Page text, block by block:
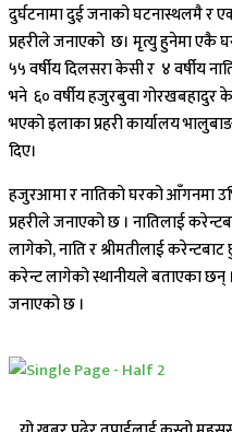
दुर्घटनामा दुई जनाको घटनास्थलमै र
प्रहरीले जनाएको छ। मृत्यु हुनेमा एकै
५५ वर्षीय दिलसरा केसी र ४ वर्षीय
भने ६० वर्षीय हजुरबुवा गोरखबहादुर
भएको इलाका प्रहरी कार्यालय
दिए।
हजुरआमा र नातिको घरको आँगनमा
प्रहरीले जनाएको छ । नातिलाई
लागेको, नाति र श्रीमतीलाई
करेन्ट लागेको स्थानीयले बताएका छन्
जनाएको छ ।